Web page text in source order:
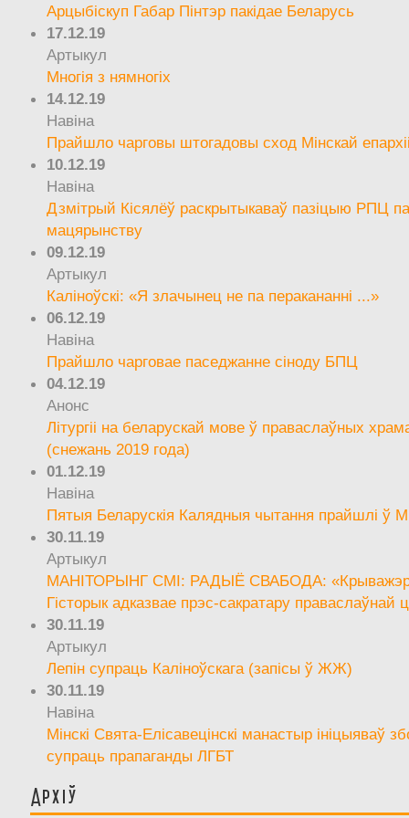
Арцыбіскуп Габар Пінтэр пакідае Беларусь
17.12.19
Артыкул
Многія з нямногіх
14.12.19
Навіна
Прайшло чарговы штогадовы сход Мінскай
10.12.19
Навіна
Дзмітрый Кісялёў раскрытыкаваў пазіцыю РПЦ
мацярынству
09.12.19
Артыкул
Каліноўскі: «Я злачынец не па перакананні ...»
06.12.19
Навіна
Прайшло чарговае паседжанне сіноду БПЦ
04.12.19
Анонс
Літургіі на беларускай мове ў праваслаўных
(снежань 2019 года)
01.12.19
Навіна
Пятыя Беларускія Калядныя чытання прайшлі ў
30.11.19
Артыкул
МАНІТОРЫНГ СМІ: РАДЫЁ СВАБОДА:
Гісторык адказвае прэс-сакратару праваслаўнай
30.11.19
Артыкул
Лепін супраць Каліноўскага (запісы ў ЖЖ)
30.11.19
Навіна
Мінскі Свята-Елісавецінскі манастыр ініцыяваў
супраць прапаганды ЛГБТ
Архіў